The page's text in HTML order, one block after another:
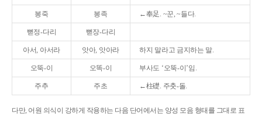
봉죽 봉족 ←奉足. ~꾼, ~들다.
뻗정-다리 뻗장-다리
아서, 아서라 앗아, 앗아라 하지 말라고 금지하는 말.
오뚝-이 오똑-이 부사도 ‘오뚝-이’임.
주추 주초 ←柱礎. 주춧-돌.
다만, 어원 의식이 강하게 작용하는 다음 단어에서는 양성 모음 형태를 그대로 표